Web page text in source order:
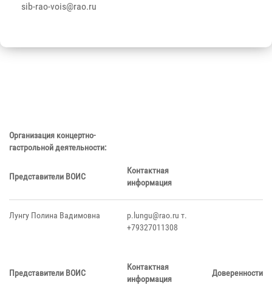
sib-rao-vois@rao.ru
Организация концертно-
гастрольной деятельности:
Представители ВОИС
Контактная
информация
Лунгу Полина Вадимовна
p.lungu@rao.ru т.
+79327011308
Представители ВОИС
Контактная
информация
Доверенности